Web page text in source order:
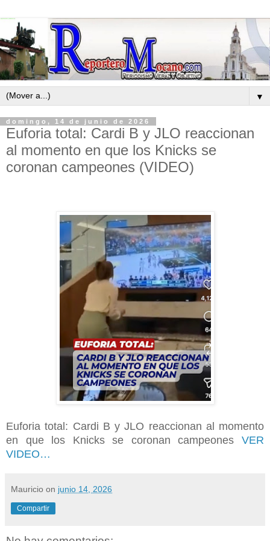
▼
domingo, 14 de junio de 2026
Euforia total: Cardi B y JLO reaccionan
al momento en que los Knicks se
coronan campeones (VIDEO)
Euforia total: Cardi B y JLO reaccionan al momento
en que los Knicks se coronan campeones VER
VIDEO…
Mauricio on junio 14, 2026
Compartir